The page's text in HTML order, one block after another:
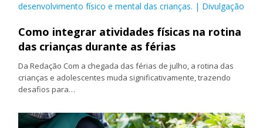
desenvolvimento físico e mental das crianças. | Divulgação
Como integrar atividades físicas na rotina
das crianças durante as férias
Da Redação Com a chegada das férias de julho, a rotina das
crianças e adolescentes muda significativamente, trazendo
desafios para…